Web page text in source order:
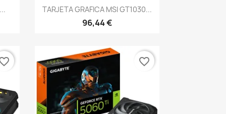
Vista rápida
TARJETA GRAFICA MSI GT1030...
96,44 €
favorite_border